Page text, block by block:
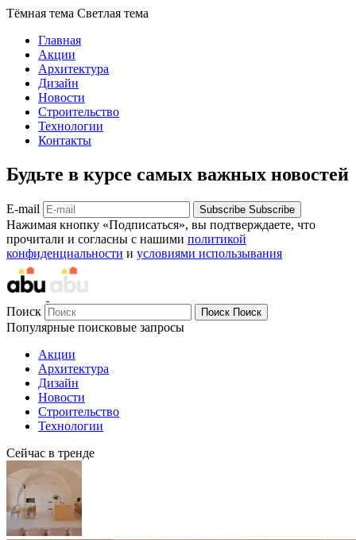
Тёмная тема Светлая тема
Главная
Акции
Архитектура
Дизайн
Новости
Строительство
Технологии
Контакты
Будьте в курсе самых важных новостей
E-mail Subscribe Subscribe
Нажимая кнопку «Подписаться», вы подтверждаете, что
прочитали и согласны с нашими политикой
конфиденциальности и условиями использывания
Поиск Поиск Поиск
Популярные поисковые запросы
Акции
Архитектура
Дизайн
Новости
Строительство
Технологии
Сейчас в тренде